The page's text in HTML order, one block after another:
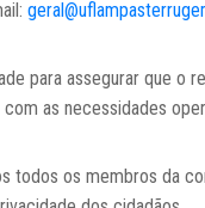
para assegurar que o
as necessidades
todos os membros da